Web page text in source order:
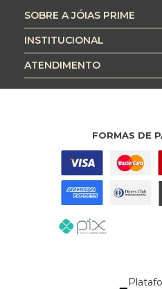
SOBRE A JÓIAS PRIME
INSTITUCIONAL
ATENDIMENTO
FORMAS DE